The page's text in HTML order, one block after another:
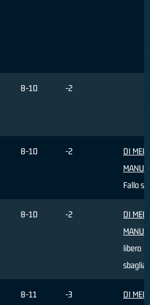
8-10 -2
8-10 -2
DI
Fallo
8-10 -2
DI
libero
8-11 -3
DI